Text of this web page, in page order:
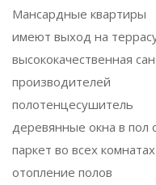
Мансардные квартиры
имеют выход на
высококачественная
производителей
полотенцесушитель
деревянные окна в пол
паркет во всех комнатах
отопление полов